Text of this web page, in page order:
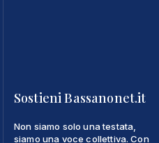
Sostieni Bassanonet.it
Non siamo solo una testata,
siamo una voce collettiva. Con